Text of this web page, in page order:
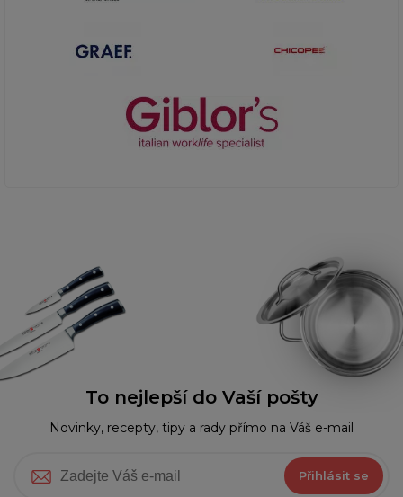
To nejlepší do Vaší pošty
Novinky, recepty, tipy a rady přímo na Váš e-mail
Přihlásit se